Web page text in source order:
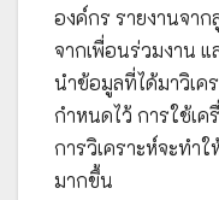
องค์กร รายงานจา
จากเพื่อนร่วมงาน
นำข้อมูลที่ได้มาวิเค
กำหนดไว้ การใช้เ
การวิเคราะห์จะทำ
มากขึ้น